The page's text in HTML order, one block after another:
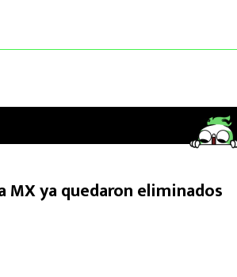
MX ya quedaron eliminados